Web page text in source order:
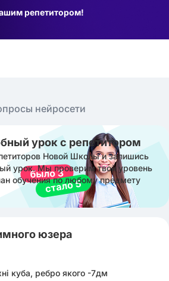
репетитором!
нейросети
урок с репетитором
Новой Школы и запишись
урок. Мы проверим твой уровень
обучения по любому предмету
юзера
куба, ребро якого -7дм